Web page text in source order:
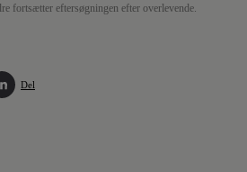
fortsætter eftersøgningen efter overlevende.
Del